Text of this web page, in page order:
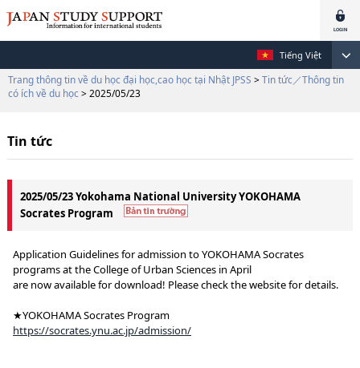
Tiếng Việt
Trang thông tin về du học đại học,cao học tại Nhật JPSS > Tin tức／Thông tin
có ích về du học > 2025/05/23
Tin tức
2025/05/23 Yokohama National University YOKOHAMA
Socrates Program
Application Guidelines for admission to YOKOHAMA Socrates
programs at the College of Urban Sciences in April
are now available for download! Please check the website for details.
★YOKOHAMA Socrates Program
https://socrates.ynu.ac.jp/admission/